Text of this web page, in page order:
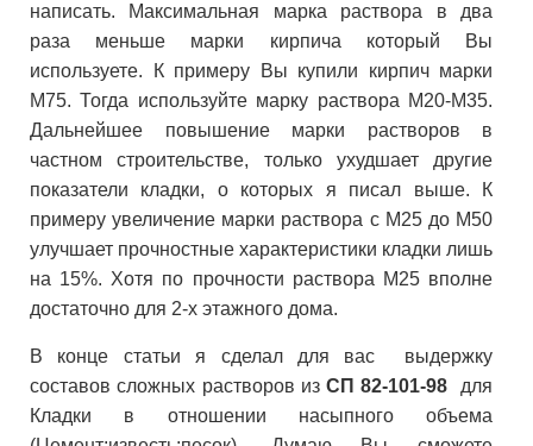
написать. Максимальная марка раствора в два
раза меньше марки кирпича который Вы
используете. К примеру Вы купили кирпич марки
М75. Тогда используйте марку раствора М20-М35.
Дальнейшее повышение марки растворов в
частном строительстве, только ухудшает другие
показатели кладки, о которых я писал выше. К
примеру увеличение марки раствора с М25 до М50
улучшает прочностные характеристики кладки лишь
на 15%. Хотя по прочности раствора М25 вполне
достаточно для 2-х этажного дома.
В конце статьи я сделал для вас выдержку
составов сложных растворов изСП 82-101-98 для
Кладки в отношении насыпного объема